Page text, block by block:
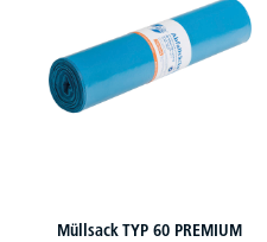
Müllsack TYP 60 PREMIUM